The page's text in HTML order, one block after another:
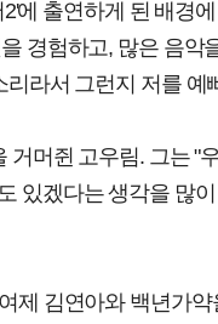
에 출연하게 된 배경
경험하고, 많은 음
리라서 그런지 저를 예
거머쥔 고우림. 그는 "
있겠다는 생각을 많
제 김연아와 백년가